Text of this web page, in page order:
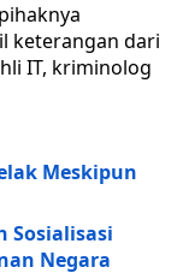
keterangan dari
IT, kriminolog
Meskipun
Sosialisasi
Negara